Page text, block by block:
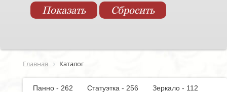
Главная Каталог
Панно - 262 Статуэтка - 256
Зеркало - 112